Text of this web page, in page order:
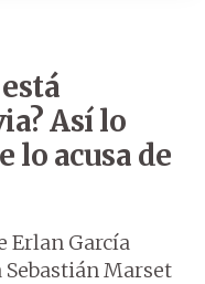
Así lo
lo acusa de
Erlan García
Marset